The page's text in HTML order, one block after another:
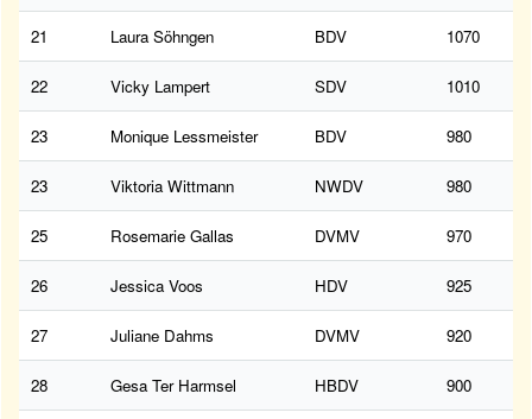
21 Laura Söhngen BDV 1070
22 Vicky Lampert SDV 1010
23 Monique Lessmeister BDV 980
23 Viktoria Wittmann NWDV 980
25 Rosemarie Gallas DVMV 970
26 Jessica Voos HDV 925
27 Juliane Dahms DVMV 920
28 Gesa Ter Harmsel HBDV 900